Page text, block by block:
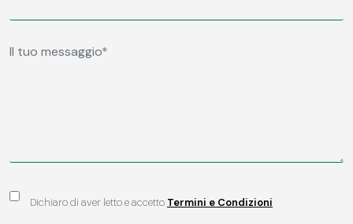
Dichiaro di aver letto e accetto Termini e Condizioni